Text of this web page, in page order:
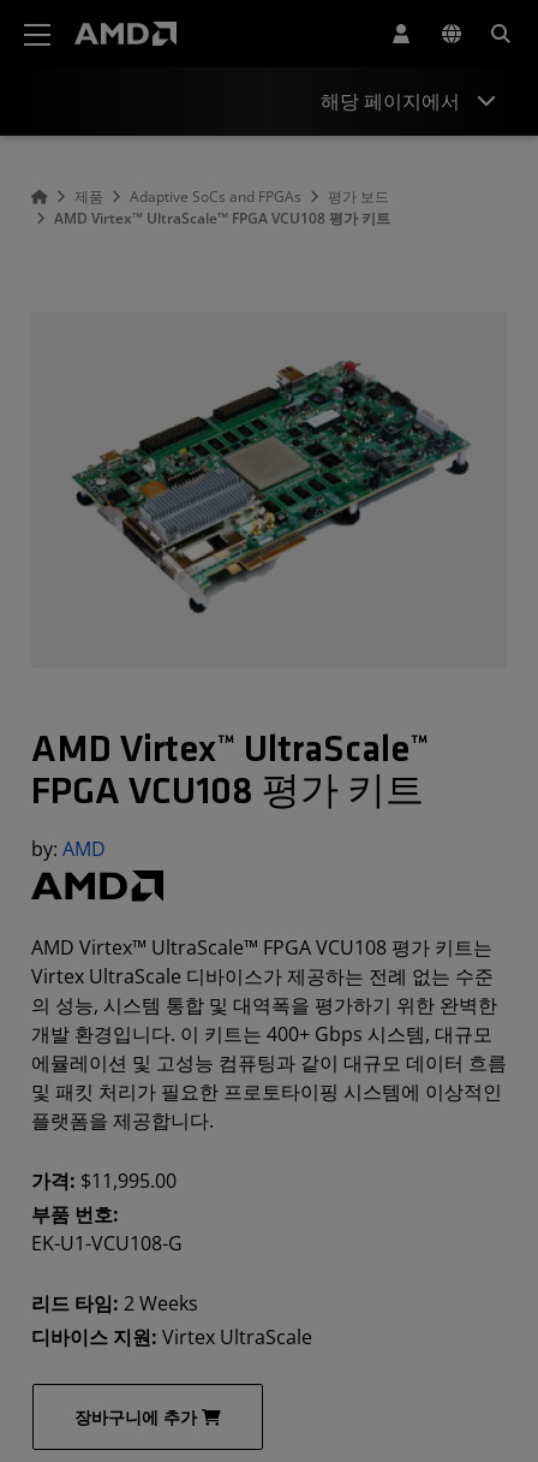
해당 페이지에서
제품 Adaptive SoCs and FPGAs
평가 보드
AMD Virtex™ UltraScale™ FPGA VCU108 평가 키트
AMD Virtex™ UltraScale™
FPGA VCU108 평가 키트
by: AMD
AMD Virtex™ UltraScale™ FPGA VCU108 평가 키트는
Virtex UltraScale 디바이스가 제공하는 전례 없는 수준
의 성능, 시스템 통합 및 대역폭을 평가하기 위한 완벽한
개발 환경입니다. 이 키트는 400+ Gbps 시스템, 대규모
에뮬레이션 및 고성능 컴퓨팅과 같이 대규모 데이터 흐름
및 패킷 처리가 필요한 프로토타이핑 시스템에 이상적인
플랫폼을 제공합니다.
가격: $11,995.00
부품 번호:
EK-U1-VCU108-G
리드 타임: 2 Weeks
디바이스 지원: Virtex UltraScale
장바구니에 추가